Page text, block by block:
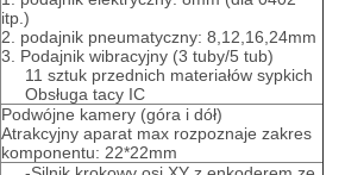
itp.)
2. podajnik pneumatyczny: 8,12,16,24mm
3. Podajnik wibracyjny (3 tuby/5 tub)
11 sztuk przednich materiałów sypkich
Obsługa tacy IC
Podwójne kamery (góra i dół)
Atrakcyjny aparat max rozpoznaje zakres
komponentu: 22*22mm